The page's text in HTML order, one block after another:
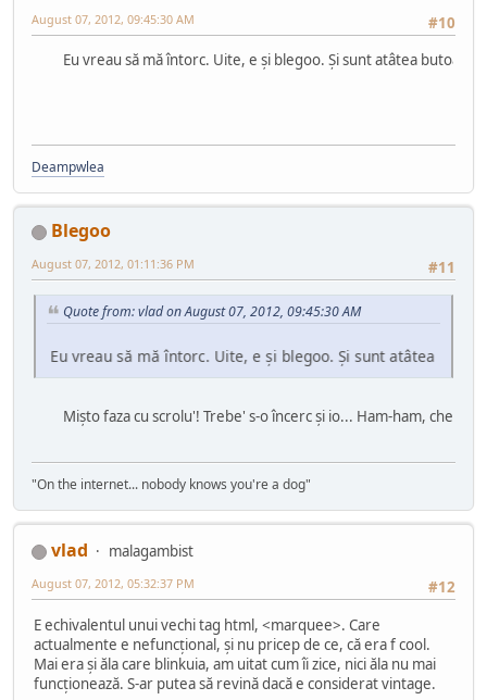
#10
August 07, 2012, 09:45:30 AM
Eu vreau să mă întorc. Uite, e și blegoo. Și sunt atâtea butoane
Deampwlea
Blegoo
#11
August 07, 2012, 01:11:36 PM
Quote from: vlad on August 07, 2012, 09:45:30 AM
Eu vreau să mă întorc. Uite, e și blegoo. Și sunt atâtea butoane
Mișto faza cu scrolu'! Trebe' s-o încerc și io... Ham-ham, chelalau!
"On the internet... nobody knows you're a dog"
vlad
malagambist
#12
August 07, 2012, 05:32:37 PM
E echivalentul unui vechi tag html, <marquee>. Care
actualmente e nefuncțional, și nu pricep de ce, că era f cool.
Mai era și ăla care blinkuia, am uitat cum îi zice, nici ăla nu mai
funcționează. S-ar putea să revină dacă e considerat vintage.